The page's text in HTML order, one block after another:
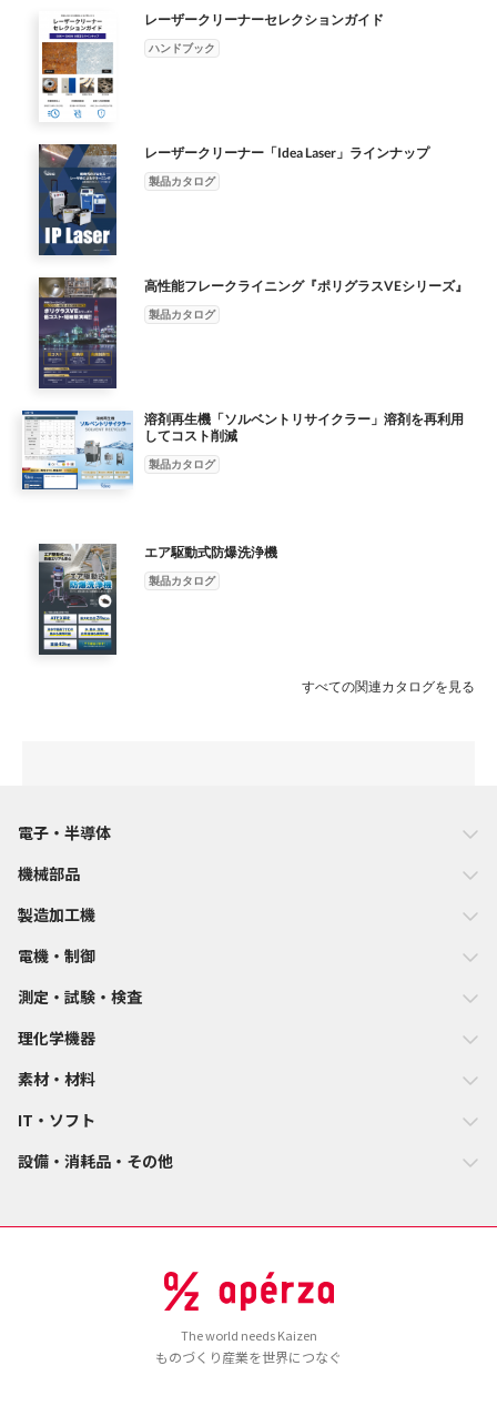
レーザークリーナーセレクションガイド
ハンドブック
レーザークリーナー「Idea Laser」ラインナップ
製品カタログ
高性能フレークライニング『ポリグラスVEシリーズ』
製品カタログ
溶剤再生機「ソルベントリサイクラー」溶剤を再利用
してコスト削減
製品カタログ
エア駆動式防爆洗浄機
製品カタログ
すべての関連カタログを見る
電子・半導体
機械部品
製造加工機
電機・制御
測定・試験・検査
理化学機器
素材・材料
IT・ソフト
設備・消耗品・その他
The world needs Kaizen
ものづくり産業を世界につなぐ